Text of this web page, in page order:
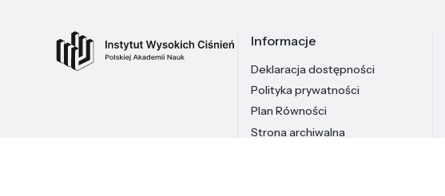
Informacje
Deklaracja dostępności
Polityka prywatności
Plan Równości
Strona archiwalna